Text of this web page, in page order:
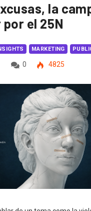
la
el 25N
MARKETING
0 4825